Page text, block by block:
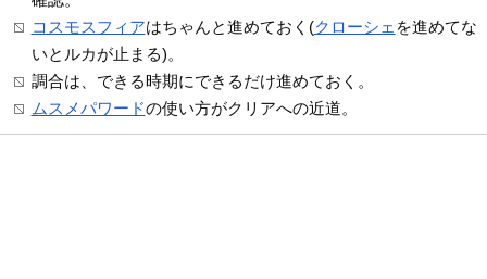
コスモスフィアはちゃんと進めておく(クローシェ を進めてな
いとルカが止まる)。
調合は、できる時期にできるだけ進めておく。
ムスメパワードの使い方がクリアへの近道。